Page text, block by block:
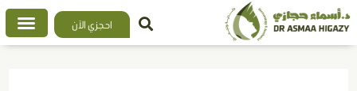
تخطي
إلى
احجزي الآن